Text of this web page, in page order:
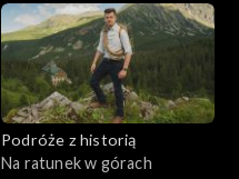
Podróże z historią
Na ratunek w górach